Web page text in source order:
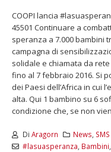
COOPI lancia
45501 Continuare a
speranza a 7.000 bambini
campagna di
solidale e chiamata da rete
fino al 7 febbraio 2016. Si
dei Paesi dell’Africa in cui
alta. Qui 1 bambino su 6
condizione che, se non
Di Aragorn News
#lasuasperanza Bambini